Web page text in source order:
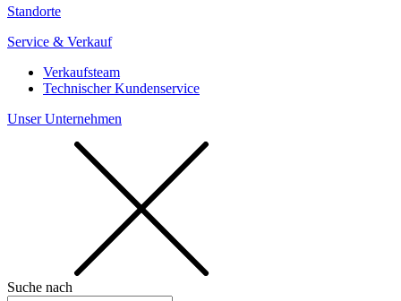
Standorte
Service & Verkauf
Verkaufsteam
Technischer Kundenservice
Unser Unternehmen
Suche nach